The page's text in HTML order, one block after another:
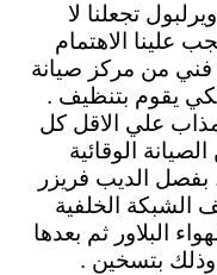
تجعلنا لا
علينا الاهتمام
فني من مركز صيانة
يقوم بتنظيف .
علي الاقل كل
الوقائية
بفصل الديب فريزر
الشبكة الخلفية
البلاور ثم بعدها
بتسخين .